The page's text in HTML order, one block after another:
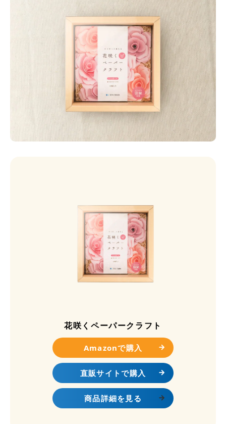
花咲くペーパークラフト
Amazonで購入
直販サイトで購入
商品詳細を見る